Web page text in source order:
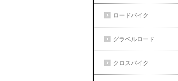
ロードバイク
グラベルロード
クロスバイク